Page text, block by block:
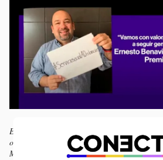
Ernesto Benavides se destacó por sus alianzas
organizaciones socios formadoras del Servicio
Monterrey, entre otros logros.